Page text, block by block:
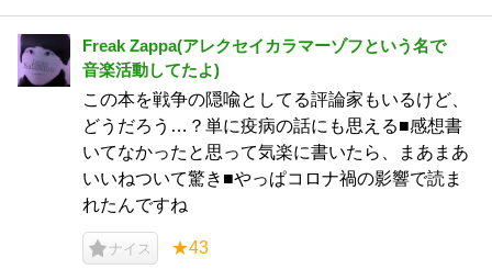
Freak Zappa(アレクセイカラマーゾフという名で
音楽活動してたよ)
この本を戦争の隠喩としてる評論家もいるけど、
どうだろう…？単に疫病の話にも思える■感想書
いてなかったと思って気楽に書いたら、まあまあ
いいねついて驚き■やっぱコロナ禍の影響で読ま
れたんですね
ナイス ★43